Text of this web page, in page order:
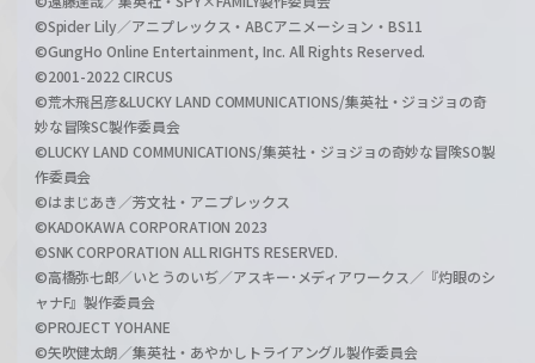
©Spider Lily／アニプレックス・ABCアニメーション・BS11
©GungHo Online Entertainment, Inc. All Rights Reserved.
©2001-2022 CIRCUS
©荒木飛呂彦&LUCKY LAND COMMUNICATIONS/集英社・ジョジョの奇
妙な冒険SC製作委員会
©LUCKY LAND COMMUNICATIONS/集英社・ジョジョの奇妙な冒険SO製
作委員会
©はまじあき／芳文社・アニプレックス
©KADOKAWA CORPORATION 2023
©SNK CORPORATION ALL RIGHTS RESERVED.
©高橋弥七郎／いとうのいぢ／アスキー･メディアワークス／『灼眼のシ
ャナF』製作委員会
©PROJECT YOHANE
©矢吹健太朗／集英社・あやかしトライアングル製作委員会